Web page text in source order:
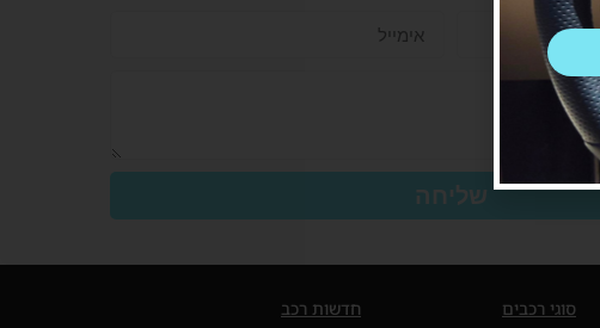
שליחה
סוגי רכבים
חדשות רכב